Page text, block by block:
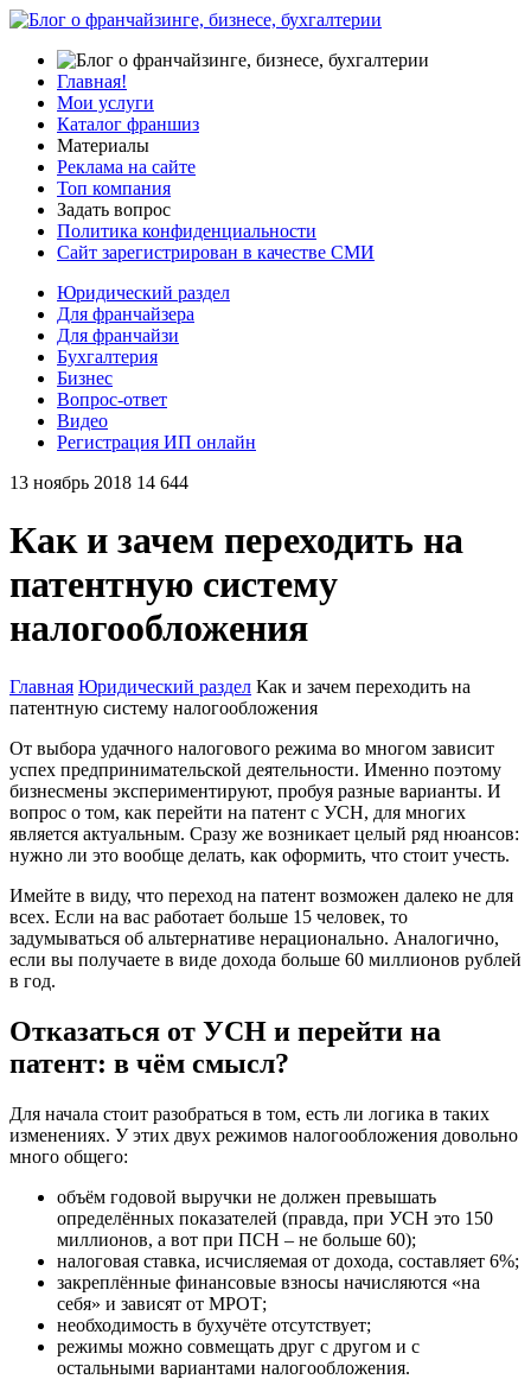
Главная!
Мои услуги
Каталог франшиз
Материалы
Реклама на сайте
Топ компания
Задать вопрос
Политика конфиденциальности
Сайт зарегистрирован в качестве СМИ
Юридический раздел
Для франчайзера
Для франчайзи
Бухгалтерия
Бизнес
Вопрос-ответ
Видео
Регистрация ИП онлайн
13 ноябрь 2018 14 644
Как и зачем переходить на
патентную систему
налогообложения
Главная Юридический раздел Как и зачем переходить на
патентную систему налогообложения
От выбора удачного налогового режима во многом зависит
успех предпринимательской деятельности. Именно поэтому
бизнесмены экспериментируют, пробуя разные варианты. И
вопрос о том, как перейти на патент с УСН, для многих
является актуальным. Сразу же возникает целый ряд нюансов:
нужно ли это вообще делать, как оформить, что стоит учесть.
Имейте в виду, что переход на патент возможен далеко не для
всех. Если на вас работает больше 15 человек, то
задумываться об альтернативе нерационально. Аналогично,
если вы получаете в виде дохода больше 60 миллионов рублей
в год.
Отказаться от УСН и перейти на
патент: в чём смысл?
Для начала стоит разобраться в том, есть ли логика в таких
изменениях. У этих двух режимов налогообложения довольно
много общего:
объём годовой выручки не должен превышать
определённых показателей (правда, при УСН это 150
миллионов, а вот при ПСН – не больше 60);
налоговая ставка, исчисляемая от дохода, составляет 6%;
закреплённые финансовые взносы начисляются «на
себя» и зависят от МРОТ;
необходимость в бухучёте отсутствует;
режимы можно совмещать друг с другом и с
остальными вариантами налогообложения.